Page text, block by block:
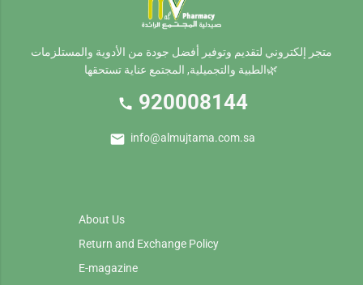
متجر إلكتروني لتقديم وتوفير أفضل جودة من الأدوية والمستلزمات
الطبية والتجميلية, المجتمع عناية تستحقها🌿
call 920008144
mail info@almujtama.com.sa
About Us
Return and Exchange Policy
E-magazine